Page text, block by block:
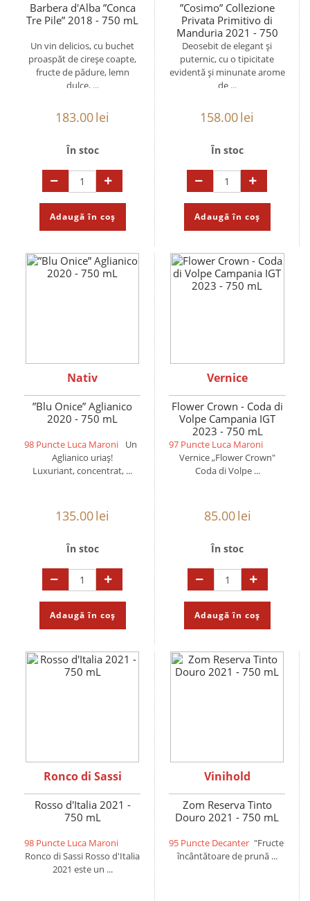
Barbera d'Alba ”Conca
Tre Pile” 2018 - 750 mL
Un vin delicios, cu buchet
proaspăt de cireșe coapte,
fructe de pădure, lemn
dulce, ...
183.00lei
În stoc
Adaugă în coș
”Cosimo” Collezione
Privata Primitivo di
Manduria 2021 - 750
mL
Deosebit de elegant și
puternic, cu o tipicitate
evidentă și minunate arome
de ...
158.00lei
În stoc
Adaugă în coș
Nativ
”Blu Onice” Aglianico
2020 - 750 mL
98 Puncte Luca Maroni
Un
Aglianico uriaș!
Luxuriant, concentrat, ...
135.00lei
În stoc
Adaugă în coș
Vernice
Flower Crown - Coda di
Volpe Campania IGT
2023 - 750 mL
97 Puncte Luca Maroni
Vernice „Flower Crown"
Coda di Volpe ...
85.00lei
În stoc
Adaugă în coș
Ronco di Sassi
Rosso d'Italia 2021 -
750 mL
98 Puncte Luca Maroni
Ronco di Sassi Rosso d'Italia
2021 este un ...
Vinihold
Zom Reserva Tinto
Douro 2021 - 750 mL
95 Puncte Decanter "Fructe
încântătoare de prună ...